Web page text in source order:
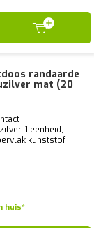
randaarde
mat (20
1 eenheid,
kunststof
huis*